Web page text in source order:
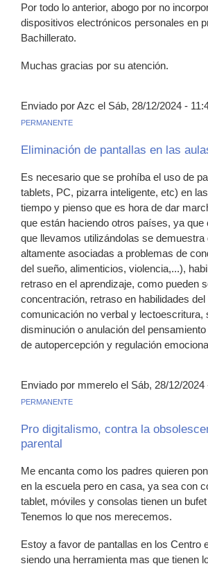
Por todo lo anterior, abogo por no
dispositivos electrónicos personales en
Bachillerato.
Muchas gracias por su atención.
Enviado por Azc el Sáb, 28/12/2024 -
PERMANENTE
Eliminación de pantallas en las
Es necesario que se prohíba el uso de
tablets, PC, pizarra inteligente, etc) en
tiempo y pienso que es hora de dar
que están haciendo otros países, ya que
que llevamos utilizándolas se demuestra
altamente asociadas a problemas de
del sueño, alimenticios, violencia,...),
retraso en el aprendizaje, como pueden
concentración, retraso en habilidades del
comunicación no verbal y lectoescritura,
disminución o anulación del
de autopercepción y regulación
Enviado por mmerelo el Sáb, 28/12/2024
PERMANENTE
Pro digitalismo, contra la
parental
Me encanta como los padres quieren
en la escuela pero en casa, ya sea con
tablet, móviles y consolas tienen un
Tenemos lo que nos merecemos.
Estoy a favor de pantallas en los Centro
siendo una herramienta mas que tienen